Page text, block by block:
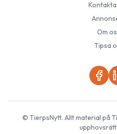
Om
Tipsa
© TierpsNytt. Allt material på